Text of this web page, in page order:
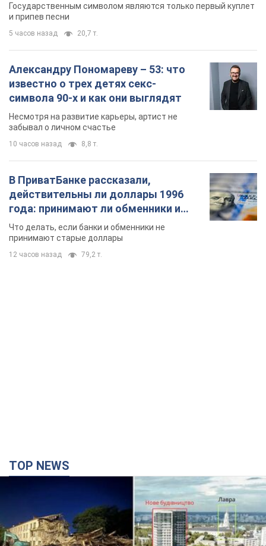
Государственным символом являются только первый куплет
и припев песни
5 часов назад 20,7 т.
Александру Пономареву – 53: что
известно о трех детях секс-
символа 90-х и как они выглядят
Несмотря на развитие карьеры, артист не
забывал о личном счастье
10 часов назад 8,8 т.
В ПриватБанке рассказали,
действительны ли доллары 1996
года: принимают ли обменники и
банки такие купюры
Что делать, если банки и обменники не
принимают старые доллары
12 часов назад 79,2 т.
TOP NEWS